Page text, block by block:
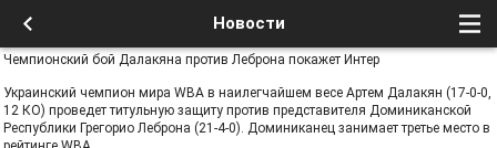
Новости
Чемпионский бой Далакяна против Леброна покажет Интер
Украинский чемпион мира WBA в наилегчайшем весе Артем Далакян (17-0-0,
12 КО) проведет титульную защиту против представителя Доминиканской
Республики Грегорио Леброна (21-4-0). Доминиканец занимает третье место в